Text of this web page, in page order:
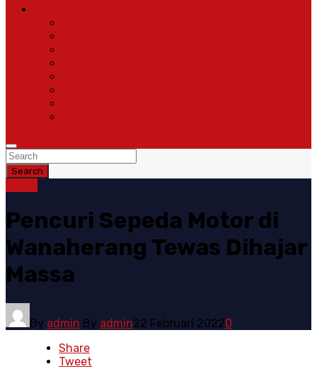
Search
Pencuri Sepeda Motor di
Wanaherang Tewas Dihajar
Massa
By admin By admin22 Februari 20220
Share
Tweet